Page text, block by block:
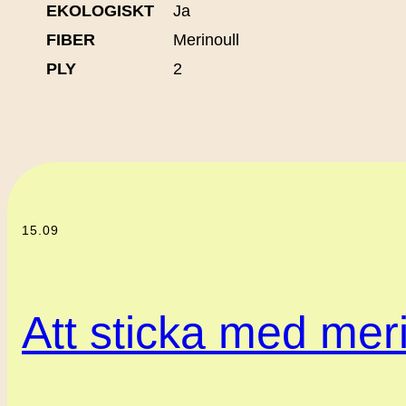
EKOLOGISKT
Ja
FIBER
Merinoull
PLY
2
15.09
Att sticka med